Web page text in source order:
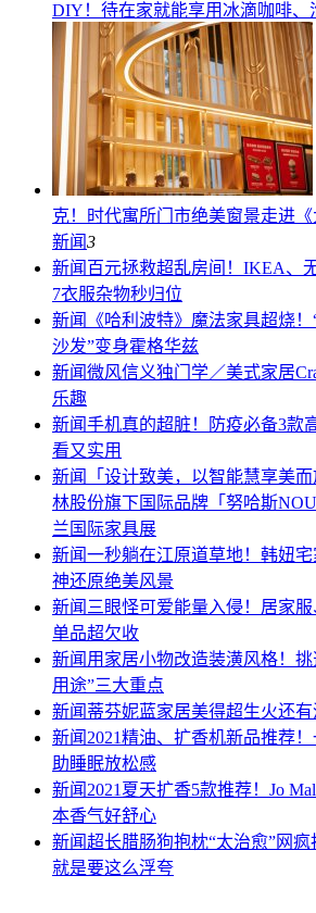
DIY！待在家就能享用冰滴咖啡、
克！时代寓所门市绝美窗景走进
新闻3
新闻 百元拯救超乱房间！IKEA、
7衣服杂物秒归位
新闻
《哈利波特》魔法家具超烧
沙发”变身霍格华兹
新闻微风信义独门学／美式家居
乐趣
新闻手机真的超脏！防疫必备3款
看又实用
新闻
「设计致美，以智能慧享美
林股份旗下国际品牌「努哈斯
兰国际家具展
新闻一秒躺在江原道草地！韩妞
神还原绝美风景
新闻 三眼怪可爱能量入侵！居家
单品超欠收
新闻 用家居小物改造装潢风格！挑
用途”三大重点
新闻 蒂芬妮蓝家居美得超生火还
新闻2021精油、扩香机新品推荐
助睡眠放松感
新闻2021夏天扩香5款推荐！Jo
本香气好舒心
新闻超长腊肠狗抱枕“太治愈”网
就是要这么浮夸